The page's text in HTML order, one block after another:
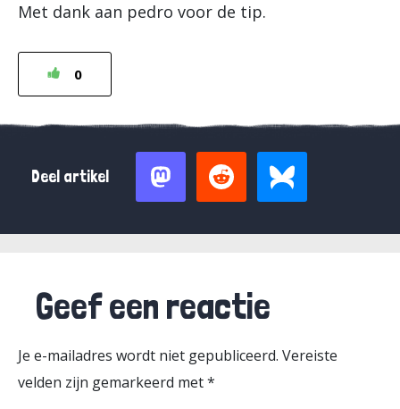
Met dank aan pedro voor de tip.
0
Deel artikel
Geef een reactie
Je e-mailadres wordt niet gepubliceerd. Vereiste
velden zijn gemarkeerd met*